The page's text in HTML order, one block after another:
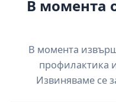
В момента
В момента
профилактика
Извиняваме се